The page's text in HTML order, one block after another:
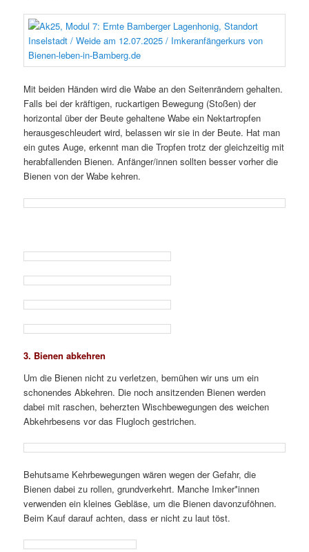
Mit beiden Händen wird die Wabe an den Seitenrändern gehalten.
Falls bei der kräftigen, ruckartigen Bewegung (Stoßen) der
horizontal über der Beute gehaltene Wabe ein Nektartropfen
herausgeschleudert wird, belassen wir sie in der Beute. Hat man
ein gutes Auge, erkennt man die Tropfen trotz der gleichzeitig mit
herabfallenden Bienen. Anfänger/innen sollten besser vorher die
Bienen von der Wabe kehren.
3. Bienen abkehren
Um die Bienen nicht zu verletzen, bemühen wir uns um ein
schonendes Abkehren. Die noch ansitzenden Bienen werden
dabei mit raschen, beherzten Wischbewegungen des weichen
Abkehrbesens vor das Flugloch gestrichen.
Behutsame Kehrbewegungen wären wegen der Gefahr, die
Bienen dabei zu rollen, grundverkehrt. Manche Imker*innen
verwenden ein kleines Gebläse, um die Bienen davonzuföhnen.
Beim Kauf darauf achten, dass er nicht zu laut töst.